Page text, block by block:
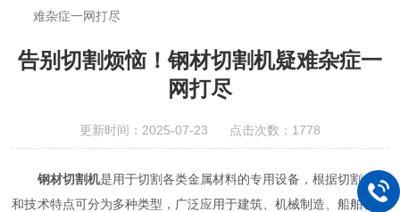
难杂症一网打尽
告别切割烦恼！钢材切割机疑难杂症一
网打尽
更新时间：2025-07-23 点击次数：1778
钢材切割机是用于切割各类金属材料的专用设备，根据切割方式
和技术特点可分为多种类型，广泛应用于建筑、机械制造、船舶、冶